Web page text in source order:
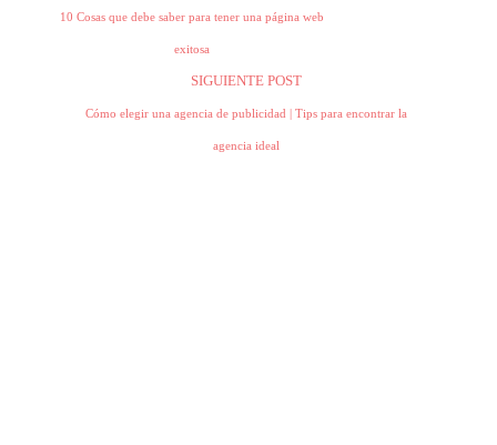
10 Cosas que debe saber para tener una página web
exitosa
SIGUIENTE POST
Cómo elegir una agencia de publicidad | Tips para encontrar la
agencia ideal